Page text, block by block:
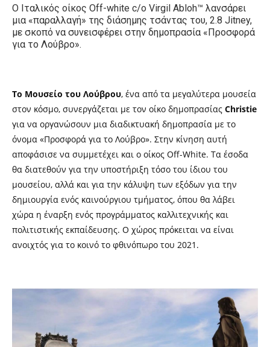
Ο Ιταλικός οίκος Off-white c/o Virgil Abloh™️ λανσάρει
μια «παραλλαγή» της διάσημης τσάντας του, 2.8 Jitney,
με σκοπό να συνεισφέρει στην δημοπρασία «Προσφορά
για το Λούβρο».
Το Μουσείο του Λούβρου, ένα από τα μεγαλύτερα μουσεία
στον κόσμο, συνεργάζεται με τον οίκο δημοπρασίας Christie
για να οργανώσουν μια διαδικτυακή δημοπρασία με το
όνομα «Προσφορά για το Λούβρο». Στην κίνηση αυτή
αποφάσισε να συμμετέχει και ο οίκος Off-White. Τα έσοδα
θα διατεθούν για την υποστήριξη τόσο του ίδιου του
μουσείου, αλλά και για την κάλυψη των εξόδων για την
δημιουργία ενός καινούργιου τμήματος, όπου θα λάβει
χώρα η έναρξη ενός προγράμματος καλλιτεχνικής και
πολιτιστικής εκπαίδευσης. Ο χώρος πρόκειται να είναι
ανοιχτός για το κοινό το φθινόπωρο του 2021.